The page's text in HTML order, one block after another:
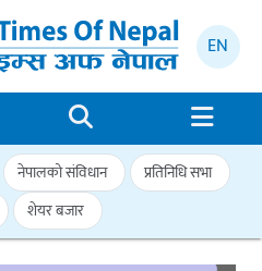
EN
नेपालको संविधान
प्रतिनिधि सभा
शेयर बजार